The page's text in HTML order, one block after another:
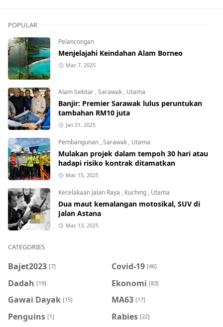
POPULAR
Pelancongan
Menjelajahi Keindahan Alam Borneo
Mac 7, 2025
Alam Sekitar ,Sarawak , Utama
Banjir: Premier Sarawak lulus peruntukan
tambahan RM10 juta
Jan 31, 2025
Pembangunan ,Sarawak , Utama
Mulakan projek dalam tempoh 30 hari atau
hadapi risiko kontrak ditamatkan
Mac 15, 2025
Kecelakaan Jalan Raya , Kuching , Utama
Dua maut kemalangan motosikal, SUV di
Jalan Astana
Mac 13, 2025
CATEGORIES
Bajet2023 [7] Covid-19 [46]
Dadah [19] Ekonomi [83]
Gawai Dayak [15] MA63 [17]
Penguins [1] Rabies [22]